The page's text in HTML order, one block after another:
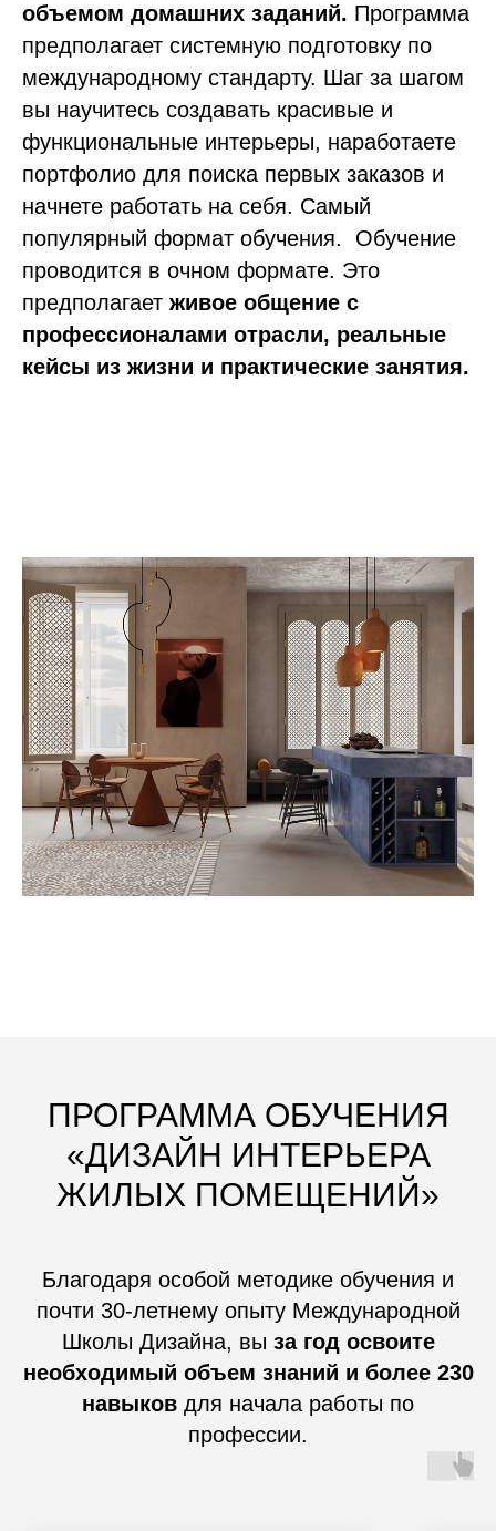
объемом домашних заданий. Программа
предполагает системную подготовку по
международному стандарту. Шаг за шагом
вы научитесь создавать красивые и
функциональные интерьеры, наработаете
портфолио для поиска первых заказов и
начнете работать на себя. Самый
популярный формат обучения.
Обучение
проводится в очном формате. Это
предполагает живое общение с
профессионалами отрасли, реальные
кейсы из жизни и практические занятия.
ПРОГРАММА ОБУЧЕНИЯ
«ДИЗАЙН ИНТЕРЬЕРА
ЖИЛЫХ ПОМЕЩЕНИЙ»
Благодаря особой методике обучения и
почти 30-летнему опыту Международной
Школы Дизайна, вы за год освоите
необходимый объем знаний и более 230
навыков для начала работы по
профессии.